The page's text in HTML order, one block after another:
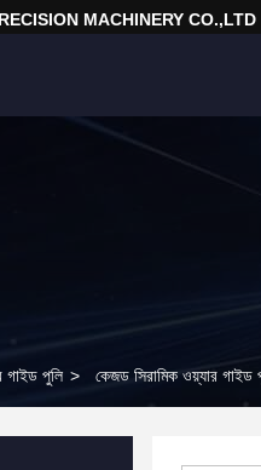
MACHINERY CO.,LTD
গাইড পুলি > কেজড সিরামিক ওয়্যার গাইড